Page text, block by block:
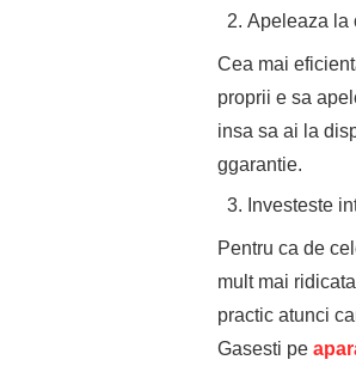
Apeleaza la
Cea mai
proprii e sa
insa sa ai la
ggarantie.
Investeste
Pentru ca de
mult mai
practic atunci
Gasesti pe